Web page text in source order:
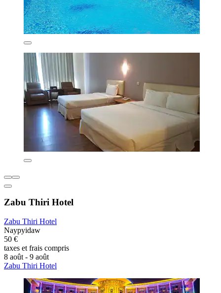
Zabu Thiri Hotel
Zabu Thiri Hotel
Naypyidaw
50 €
taxes et frais compris
8 août - 9 août
Zabu Thiri Hotel